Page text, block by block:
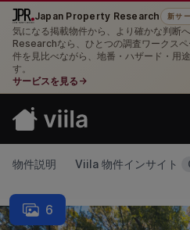
Japan Property Research 新サ
気になる掲載物件から、より確かな判
Researchなら、ひとつの調査ワークス
件を見比べながら、地番・ハザード・用
す。
サービスを見る →
物件説明 Viila 物件インサイト
6